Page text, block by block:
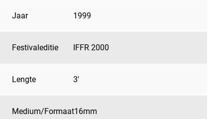
Jaar 1999
Festivaleditie IFFR 2000
Lengte 3'
Medium/Formaat16mm